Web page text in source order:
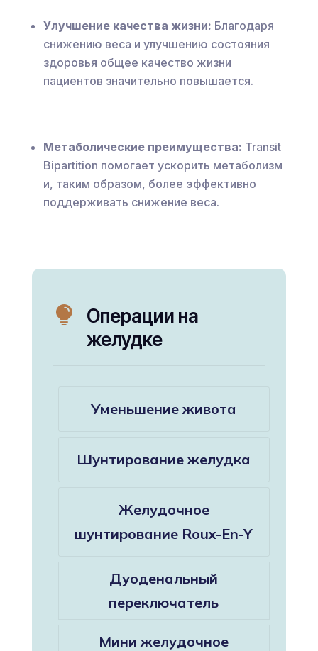
Улучшение качества жизни: Благодаря
снижению веса и улучшению состояния
здоровья общее качество жизни
пациентов значительно повышается.
Метаболические преимущества: Transit
Bipartition помогает ускорить метаболизм
и, таким образом, более эффективно
поддерживать снижение веса.

Операции на
желудке
Уменьшение живота
Шунтирование желудка
Желудочное
шунтирование Roux-En-Y
Дуоденальный
переключатель
Мини желудочное